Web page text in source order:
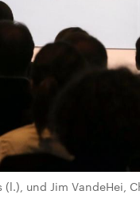
und Jim VandeHei,